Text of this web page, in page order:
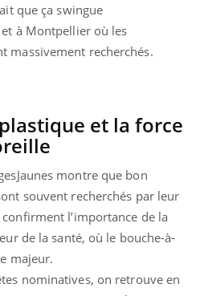
que ça swingue
et à Montpellier où les
massivement recherchés.
et la force
montre que bon
souvent recherchés par leur
l’importance de la
de la santé, où le bouche-à-
majeur.
nominatives, on retrouve en